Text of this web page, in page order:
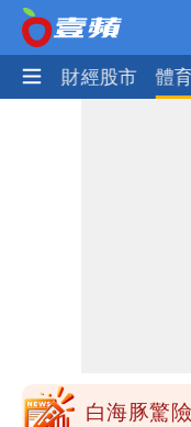
國際 財經股市 體
「終於能
白海豚颱
砸重金再
白海豚驚